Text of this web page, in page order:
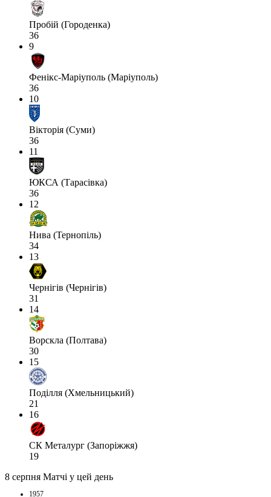
Пробій (Городенка)
36
9
Фенікс-Маріуполь (Маріуполь)
36
10
Вікторія (Суми)
36
11
ЮКСА (Тарасівка)
36
12
Нива (Тернопіль)
34
13
Чернігів (Чернігів)
31
14
Ворскла (Полтава)
30
15
Поділля (Хмельницький)
21
16
СК Металург (Запоріжжя)
19
8 серпня Матчі у цей день
1957